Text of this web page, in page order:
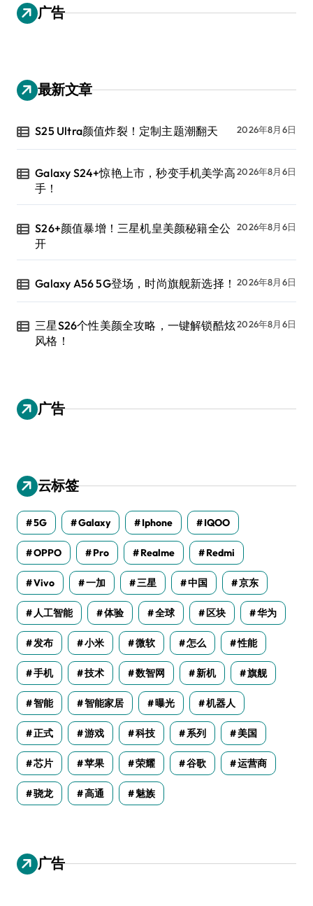
广告
最新文章
S25 Ultra颜值炸裂！定制主题潮翻天 2026年8月6日
Galaxy S24+惊艳上市，秒变手机美学高
手！
2026年8月6日
S26+颜值暴增！三星机皇美颜秘籍全公
开
2026年8月6日
Galaxy A56 5G登场，时尚旗舰新选择！ 2026年8月6日
三星S26个性美颜全攻略，一键解锁酷炫
风格！
2026年8月6日
广告
云标签
5G Galaxy Iphone IQOO
OPPO Pro Realme Redmi
Vivo 一加 三星 中国 京东
人工智能 体验 全球 区块 华为
发布 小米 微软 怎么 性能
手机 技术 数智网 新机 旗舰
智能 智能家居 曝光 机器人
正式 游戏 科技 系列 美国
芯片 苹果 荣耀 谷歌 运营商
骁龙 高通 魅族
广告